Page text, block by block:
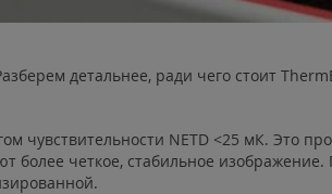
детальнее, ради чего стоит
чувствительности NETD <25 мК. Это
четкое, стабильное изображение.